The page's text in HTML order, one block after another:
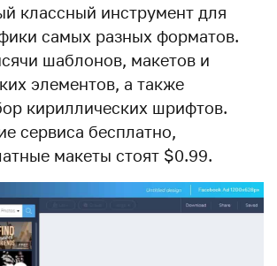
классный инструмент для
самых разных форматов.
шаблонов, макетов и
элементов, а также
кириллических шрифтов.
сервиса бесплатно,
макеты стоят $0.99.